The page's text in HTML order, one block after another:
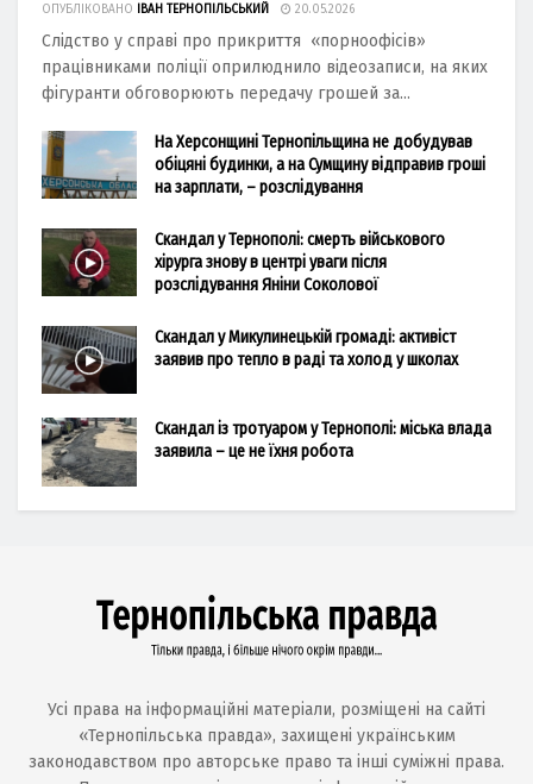
ОПУБЛІКОВАНО ІВАН ТЕРНОПІЛЬСЬКИЙ 20.05.2026
Слідство у справі про прикриття «порноофісів»
працівниками поліції оприлюднило відеозаписи, на яких
фігуранти обговорюють передачу грошей за...
На Херсонщині Тернопільщина не добудував
обіцяні будинки, а на Сумщину відправив гроші
на зарплати, – розслідування
Скандал у Тернополі: смерть військового
хірурга знову в центрі уваги після
розслідування Яніни Соколової
Скандал у Микулинецькій громаді: активіст
заявив про тепло в раді та холод у школах
Скандал із тротуаром у Тернополі: міська влада
заявила – це не їхня робота
Усі права на інформаційні матеріали, розміщені на сайті
«Тернопільська правда», захищені українським
законодавством про авторське право та інші суміжні права.